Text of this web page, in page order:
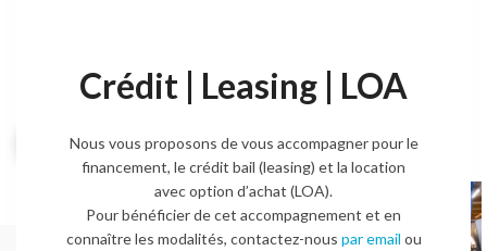
Crédit | Leasing | LOA
Nous vous proposons de vous accompagner pour le
financement, le crédit bail (leasing) et la location
avec option d’achat (LOA).
Pour bénéficier de cet accompagnement et en
connaître les modalités, contactez-nous par email ou
Agrandir l'image